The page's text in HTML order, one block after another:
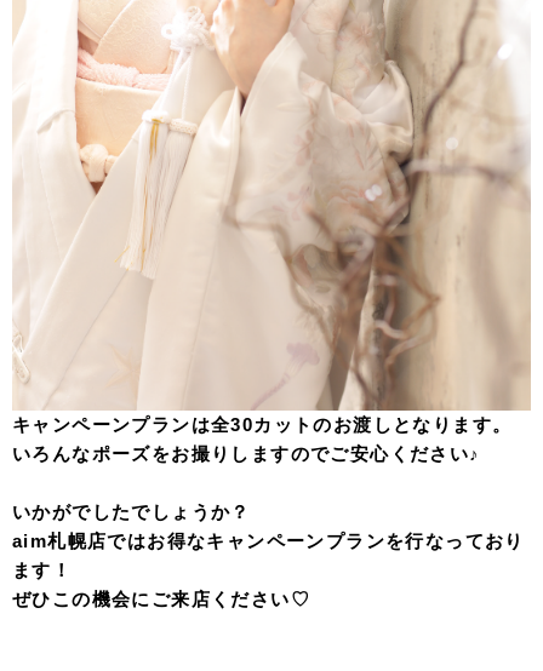
キャンペーンプランは全30カットのお渡しとなります。
いろんなポーズをお撮りしますのでご安心ください♪
いかがでしたでしょうか？
aim札幌店ではお得なキャンペーンプランを行なっており
ます！
ぜひこの機会にご来店ください♡